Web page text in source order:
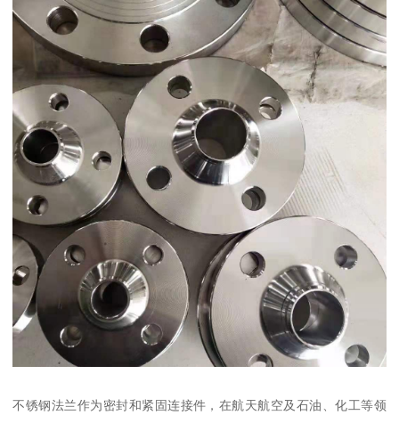
不锈钢法兰作为密封和紧固连接件，在航天航空及石油、化工等领